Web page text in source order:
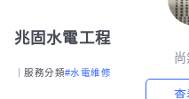
兆固水電工程
｜服務分類#水電維修
查